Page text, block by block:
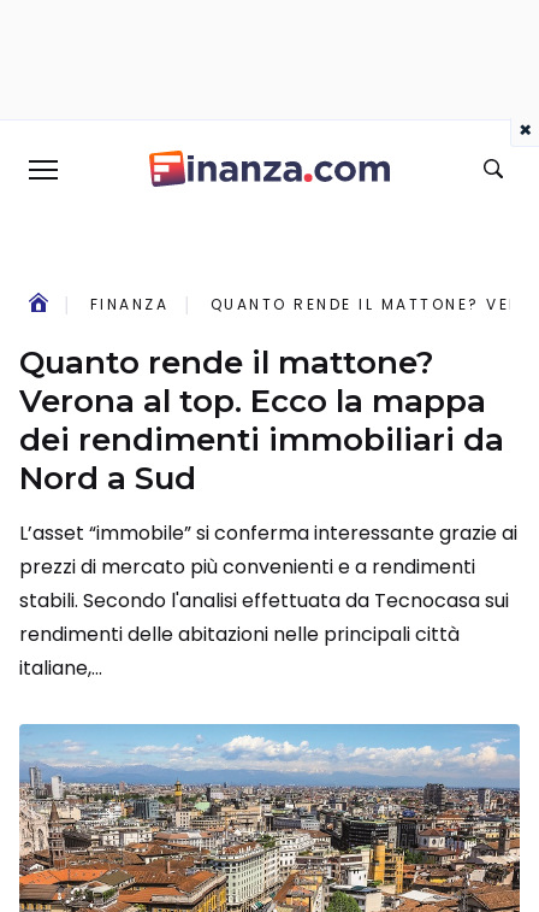
FINANZA QUANTO RENDE IL MATTONE?
Quanto rende il mattone?
Verona al top. Ecco la mappa
dei rendimenti immobiliari da
Nord a Sud
L’asset “immobile” si conferma interessante grazie ai
prezzi di mercato più convenienti e a rendimenti
stabili. Secondo l'analisi effettuata da Tecnocasa sui
rendimenti delle abitazioni nelle principali città
italiane,...
×